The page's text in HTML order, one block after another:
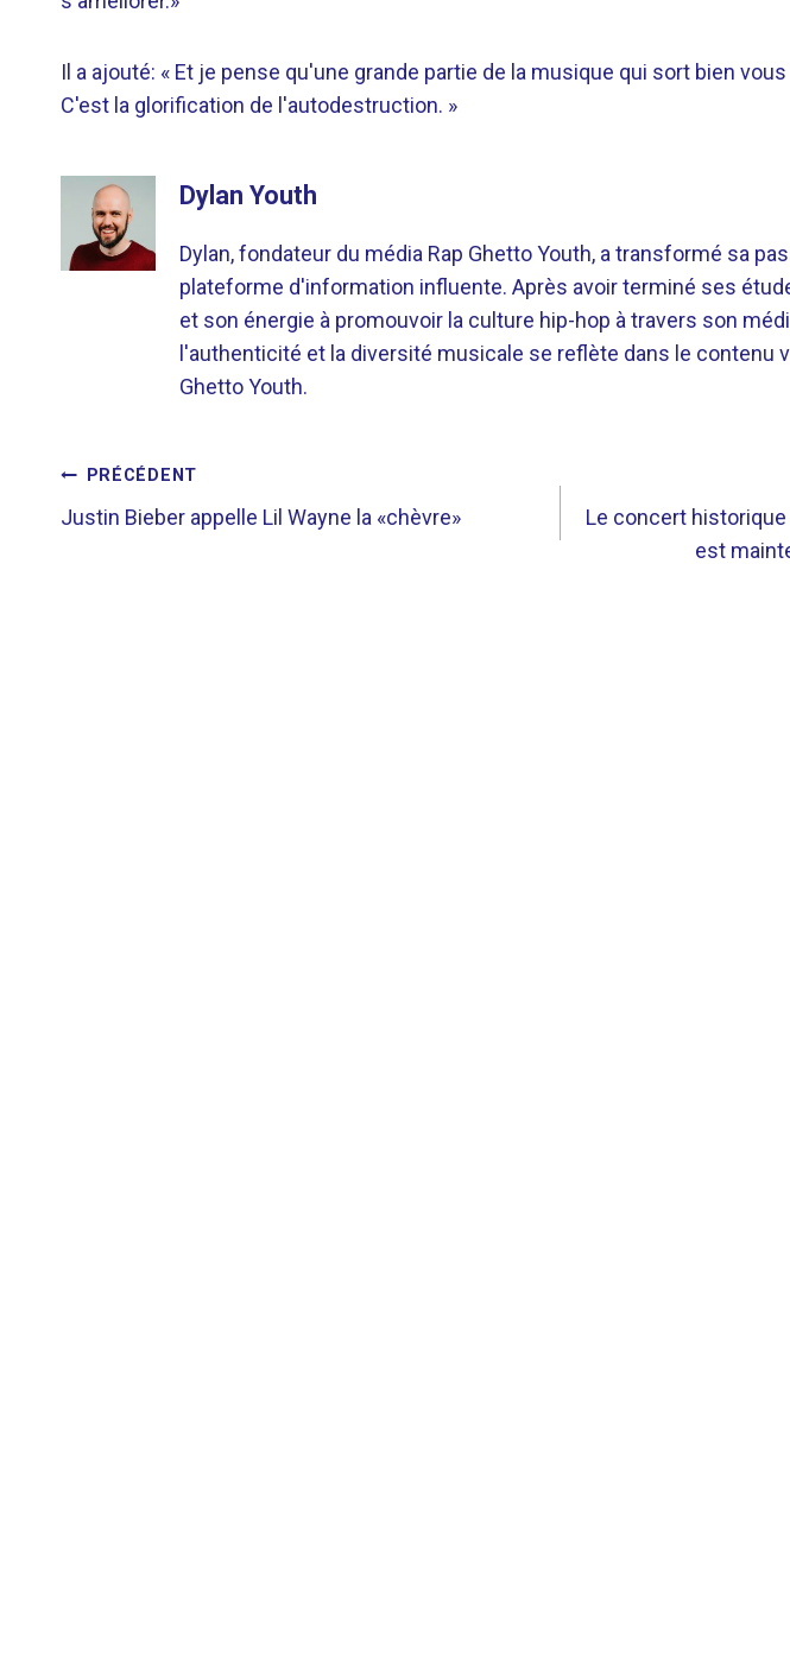
Il a ajouté: « Et je pense qu'une grande partie de la musique qui sort bien
C'est la glorification de l'autodestruction. »
Dylan Youth
Dylan, fondateur du média Rap Ghetto Youth, a transformé sa
plateforme d'information influente. Après avoir terminé ses
et son énergie à promouvoir la culture hip-hop à travers son
l'authenticité et la diversité musicale se reflète dans le contenu
Ghetto Youth.
NAVIGATION
DE
PRÉCÉDENT
Justin Bieber appelle Lil Wayne la «chèvre»
Le concert
est